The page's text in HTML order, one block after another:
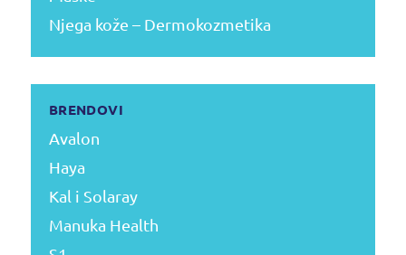
Njega kože – Dermokozmetika
BRENDOVI
Avalon
Haya
Kal i Solaray
Manuka Health